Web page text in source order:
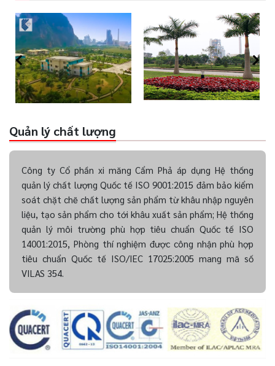
Quản lý chất lượng
Công ty Cổ phần xi măng Cẩm Phả áp dụng Hệ thống
quản lý chất lượng Quốc tế ISO 9001:2015 đảm bảo kiểm
soát chặt chẽ chất lượng sản phẩm từ khâu nhập nguyên
liệu, tạo sản phẩm cho tới khâu xuất sản phẩm; Hệ thống
quản lý môi trường phù hợp tiêu chuẩn Quốc tế ISO
14001:2015, Phòng thí nghiệm được công nhận phù hợp
tiêu chuẩn Quốc tế ISO/IEC 17025:2005 mang mã số
VILAS 354.